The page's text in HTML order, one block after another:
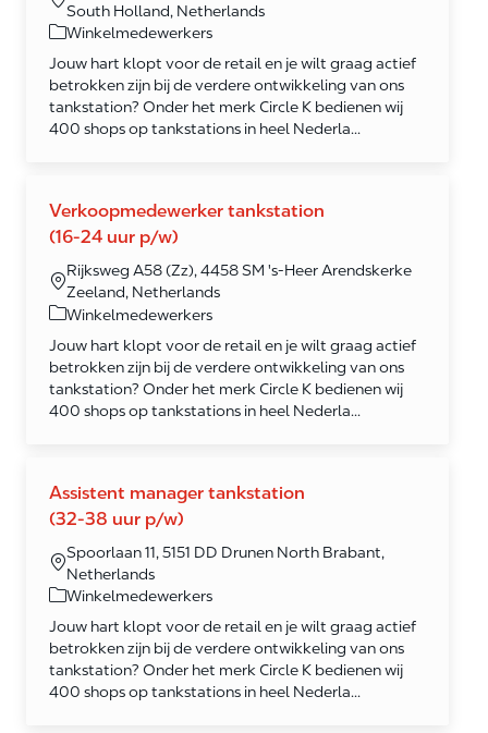
South Holland, Netherlands
Category
Winkelmedewerkers
Jouw hart klopt voor de retail en je wilt graag actief
betrokken zijn bij de verdere ontwikkeling van ons
tankstation? Onder het merk Circle K bedienen wij
400 shops op tankstations in heel Nederla...
Verkoopmedewerker tankstation
(16-24 uur p/w)
Rijksweg A58 (Zz), 4458 SM 's-Heer Arendskerke
Zeeland, Netherlands
Category
Winkelmedewerkers
Jouw hart klopt voor de retail en je wilt graag actief
betrokken zijn bij de verdere ontwikkeling van ons
tankstation? Onder het merk Circle K bedienen wij
400 shops op tankstations in heel Nederla...
Assistent manager tankstation
(32-38 uur p/w)
Spoorlaan 11, 5151 DD Drunen North Brabant,
Netherlands
Category
Winkelmedewerkers
Jouw hart klopt voor de retail en je wilt graag actief
betrokken zijn bij de verdere ontwikkeling van ons
tankstation? Onder het merk Circle K bedienen wij
400 shops op tankstations in heel Nederla...